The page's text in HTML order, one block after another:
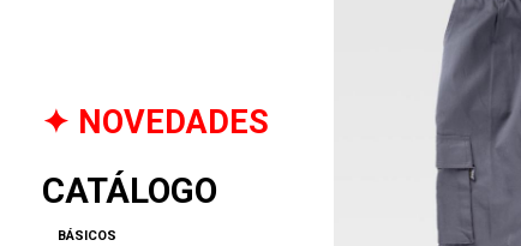
✦ NOVEDADES
CATÁLOGO
BÁSICOS